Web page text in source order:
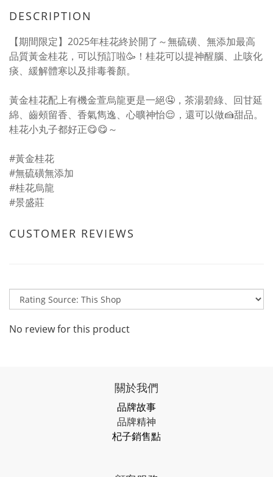
DESCRIPTION
【期間限定】2025年桂花終於開了～無硫磺、無添加最高
品質黃金桂花，可以預訂啦🥳！桂花可以提神醒腦、止咳化
痰、緩解體寒以及排毒養顏。
黃金桂花配上有機金萱烏龍更是一絕🤤，茶湯碧綠、回甘延
綿、齒頰留香、香氣雋逸、心曠神怡😌，還可以做🍰甜品。
桂花小丸子都好正😋😋～
#黃金桂花
#無硫磺無添加
#桂花烏龍
#景盛莊
CUSTOMER REVIEWS
No review for this product
關於我們
品牌故事
品牌精神
杞子銷售點